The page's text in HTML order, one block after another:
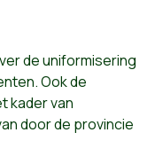
de uniformisering
Ook de
kader van
door de provincie